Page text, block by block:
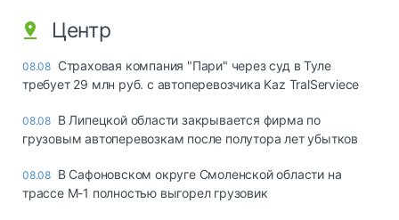
Центр
08.08 Страховая компания "Пари" через суд в Туле
требует 29 млн руб. с автоперевозчика Kaz TralServiece
08.08 В Липецкой области закрывается фирма по
грузовым автоперевозкам после полутора лет убытков
08.08 В Сафоновском округе Смоленской области на
трассе М-1 полностью выгорел грузовик